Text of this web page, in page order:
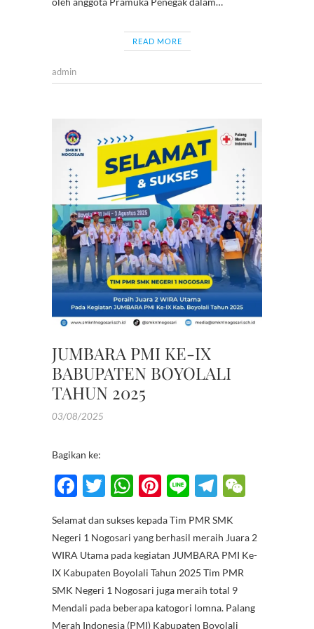
READ MORE
admin
JUMBARA PMI KE-IX
BABUPATEN BOYOLALI
TAHUN 2025
03/08/2025
Bagikan ke:
F
e
b
o
o
k
T
itt
er
W
at
s
A
p
p
Pi
er
es
t
Li
e
T
e
gr
a
m
C
h
Selamat dan sukses kepada Tim PMR SMK
Negeri 1 Nogosari yang berhasil meraih Juara 2
WIRA Utama pada kegiatan JUMBARA PMI Ke-
IX Kabupaten Boyolali Tahun 2025 Tim PMR
SMK Negeri 1 Nogosari juga meraih total 9
Mendali pada beberapa katogori lomna. Palang
Merah Indonesia (PMI) Kabupaten Boyolali